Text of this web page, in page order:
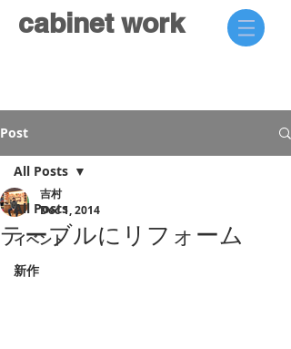
cabinet work
Post
All Posts
イベント
新作
All Posts
テーブルにリフォーム
吉村
Dec 1, 2014